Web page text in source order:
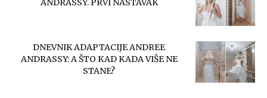
ANDRASSY. PRVI NASTAVAK
DNEVNIK ADAPTACIJE ANDREE
ANDRASSY: A ŠTO KAD KADA VIŠE NE
STANE?